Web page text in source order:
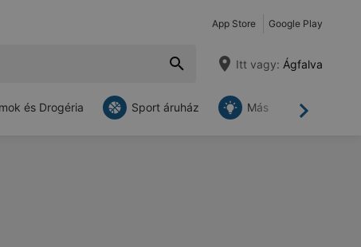
App Store Google Play
Itt vagy: Ágfalva
Tovább
és Drogéria Sport áruház Más